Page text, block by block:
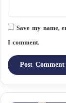
Save my name,
I comment.